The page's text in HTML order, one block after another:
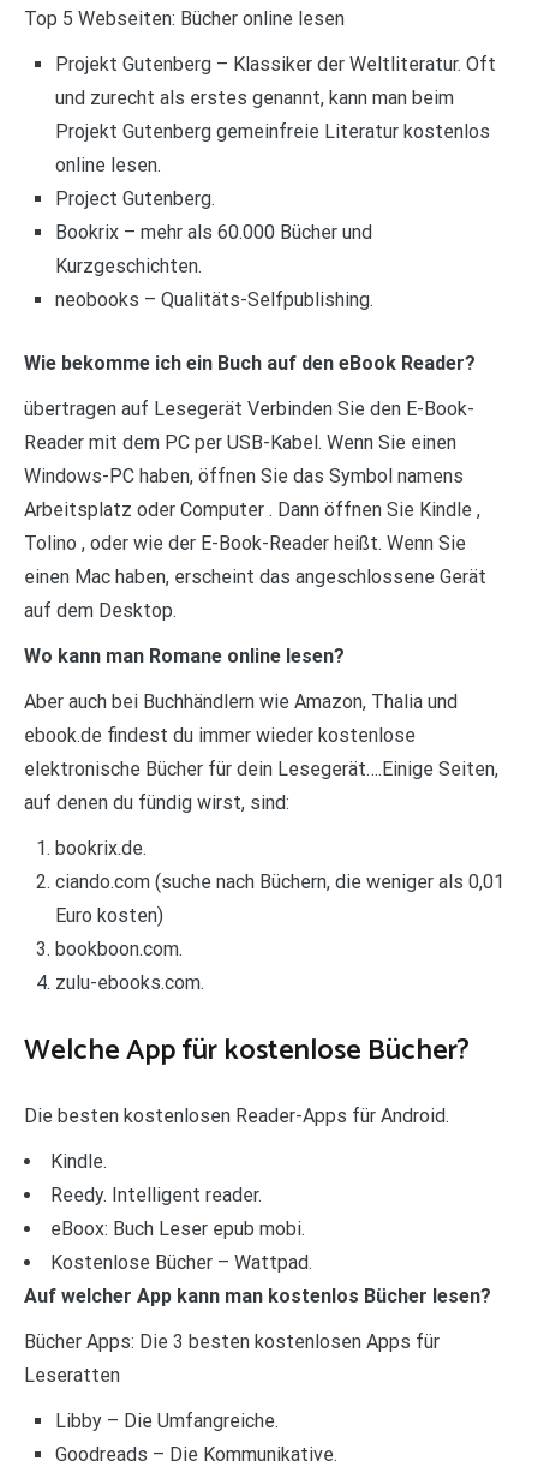
Top 5 Webseiten: Bücher online lesen
Projekt Gutenberg – Klassiker der Weltliteratur. Oft
und zurecht als erstes genannt, kann man beim
Projekt Gutenberg gemeinfreie Literatur kostenlos
online lesen.
Project Gutenberg.
Bookrix – mehr als 60.000 Bücher und
Kurzgeschichten.
neobooks – Qualitäts-Selfpublishing.
Wie bekomme ich ein Buch auf den eBook Reader?
übertragen auf Lesegerät Verbinden Sie den E-Book-
Reader mit dem PC per USB-Kabel. Wenn Sie einen
Windows-PC haben, öffnen Sie das Symbol namens
Arbeitsplatz oder Computer . Dann öffnen Sie Kindle ,
Tolino , oder wie der E-Book-Reader heißt. Wenn Sie
einen Mac haben, erscheint das angeschlossene Gerät
auf dem Desktop.
Wo kann man Romane online lesen?
Aber auch bei Buchhändlern wie Amazon, Thalia und
ebook.de findest du immer wieder kostenlose
elektronische Bücher für dein Lesegerät….Einige Seiten,
auf denen du fündig wirst, sind:
bookrix.de.
ciando.com (suche nach Büchern, die weniger als 0,01
Euro kosten)
bookboon.com.
zulu-ebooks.com.
Welche App für kostenlose Bücher?
Die besten kostenlosen Reader-Apps für Android.
Kindle.
Reedy. Intelligent reader.
eBoox: Buch Leser epub mobi.
Kostenlose Bücher – Wattpad.
Auf welcher App kann man kostenlos Bücher lesen?
Bücher Apps: Die 3 besten kostenlosen Apps für
Leseratten
Libby – Die Umfangreiche.
Goodreads – Die Kommunikative.